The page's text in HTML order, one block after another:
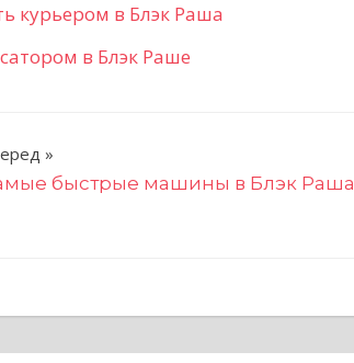
курьером в Блэк Раша
в Блэк Раше
быстрые машины в Блэк Раша